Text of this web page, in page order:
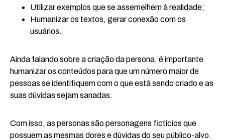
Utilizar exemplos que se assemelhem à realidade;
Humanizar os textos, gerar conexão com os
usuários.
Ainda falando sobre a criação da persona, é importante
humanizar os conteúdos para que um número maior de
pessoas se identifiquem com o que está sendo criado e as
suas dúvidas sejam sanadas.
Com isso, as personas são personagens fictícios que
possuem as mesmas dores e dúvidas do seu público-alvo.